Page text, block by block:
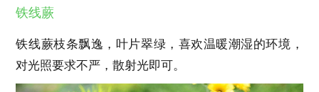
铁线蕨
铁线蕨枝条飘逸，叶片翠绿，喜欢温暖潮湿的环境，
对光照要求不严，散射光即可。